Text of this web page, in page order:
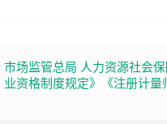
市场监管总局 人力资源社会
业资格制度规定》《注册计